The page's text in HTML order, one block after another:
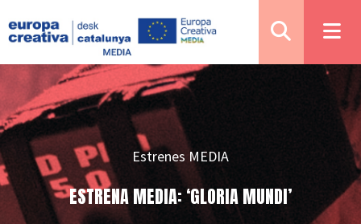
Estrenes MEDIA
ESTRENA MEDIA: ‘GLORIA MUNDI’